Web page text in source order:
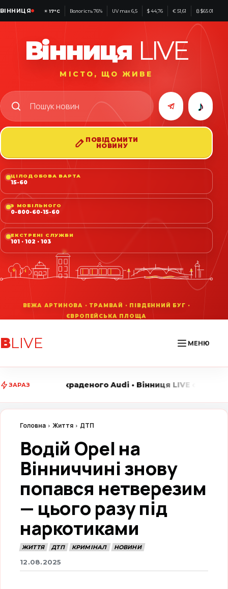
ВІННИЦЯ ☀17°C Вологість 76% UV max 6,5 $ 44,76 € 51,61 ₿ $65 017
Вінниця LIVE
МІСТО, ЩО ЖИВЕ
♪
ПОВІДОМИТИ
НОВИНУ
ЦІЛОДОБОВА ВАРТА
15-60
З МОБІЛЬНОГО
0-800-60-15-60
ЕКСТРЕНІ СЛУЖБИ
101 · 102 · 103
ВLIVE МЕНЮ
ЗАРАЗ
Audi • Вінниця LIVE стежить за головними
Головна Життя ДТП
Водій Opel на
Вінниччині знову
попався нетверезим
— цього разу під
наркотиками
ЖИТТЯ ДТП КРИМІНАЛ НОВИНИ
12.08.2025